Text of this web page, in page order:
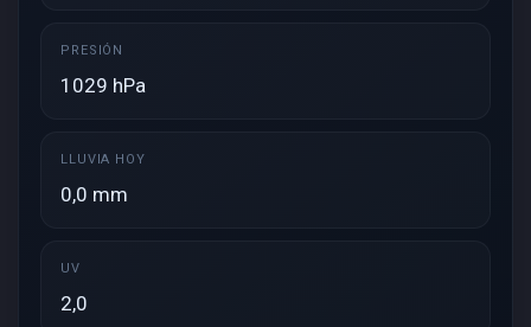
PRESIÓN
1029 hPa
LLUVIA HOY
0,0 mm
UV
2,0